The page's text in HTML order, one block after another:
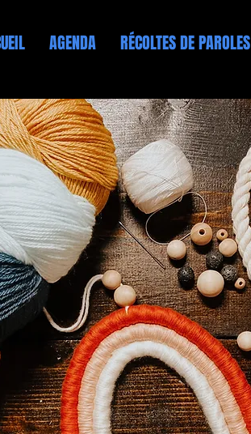
AGENDA RÉCOLTES DE PAROLES